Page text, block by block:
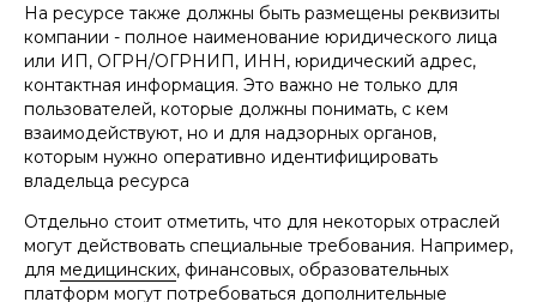
На ресурсе также должны быть размещены реквизиты
компании - полное наименование юридического лица
или ИП, ОГРН/ОГРНИП, ИНН, юридический адрес,
контактная информация. Это важно не только для
пользователей, которые должны понимать, с кем
взаимодействуют, но и для надзорных органов,
которым нужно оперативно идентифицировать
владельца ресурса
Отдельно стоит отметить, что для некоторых отраслей
могут действовать специальные требования. Например,
для медицинских, финансовых, образовательных
платформ могут потребоваться дополнительные